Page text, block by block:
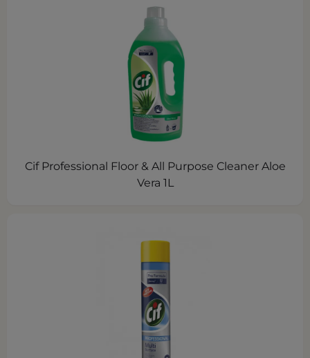
Cif Professional Floor & All Purpose Cleaner Aloe
Vera 1L